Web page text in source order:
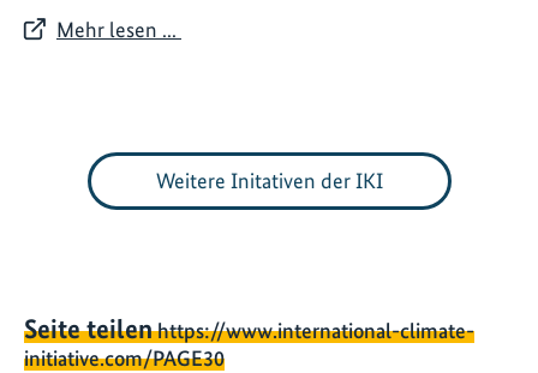
Mehr lesen ...
Weitere Initativen der IKI
Seite teilenhttps://www.international-climate-
initiative.com/PAGE30